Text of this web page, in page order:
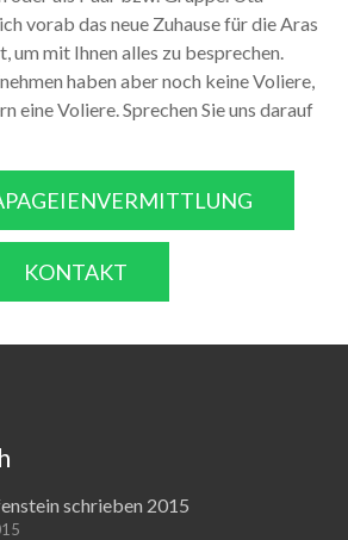
vorab das neue Zuhause für die Aras
um mit Ihnen alles zu besprechen.
haben aber noch keine Voliere,
eine Voliere. Sprechen Sie uns darauf
KONTAKT
schrieben 2015